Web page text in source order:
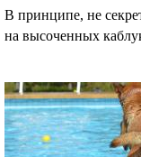
В принципе, не
на высоченных